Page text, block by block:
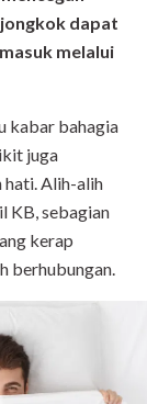
jongkok dapat
melalui
kabar bahagia
juga
hati. Alih-alih
KB, sebagian
kerap
berhubungan.